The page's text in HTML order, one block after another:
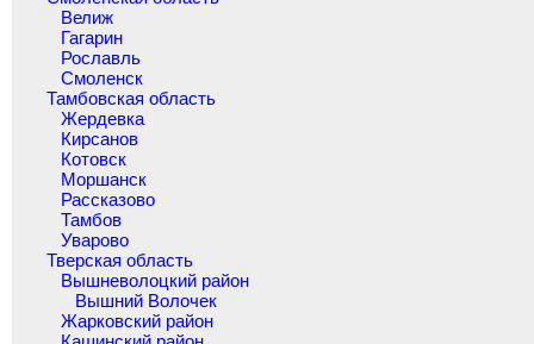
Велиж
Гагарин
Рославль
Смоленск
Тамбовская область
Жердевка
Кирсанов
Котовск
Моршанск
Рассказово
Тамбов
Уварово
Тверская область
Вышневолоцкий район
Вышний Волочек
Жарковский район